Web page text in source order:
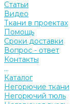
Статьи
Видео
Ткани в проектах
Помощь
Сроки доставки
Вопрос - ответ
Контакты
...
Каталог
Негорючие ткани
Негорючий тюль